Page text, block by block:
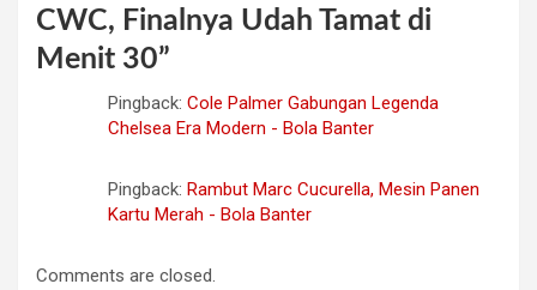
CWC, Finalnya Udah Tamat di
Menit 30”
Pingback: Cole Palmer Gabungan Legenda
Chelsea Era Modern - Bola Banter
Pingback: Rambut Marc Cucurella, Mesin Panen
Kartu Merah - Bola Banter
Comments are closed.